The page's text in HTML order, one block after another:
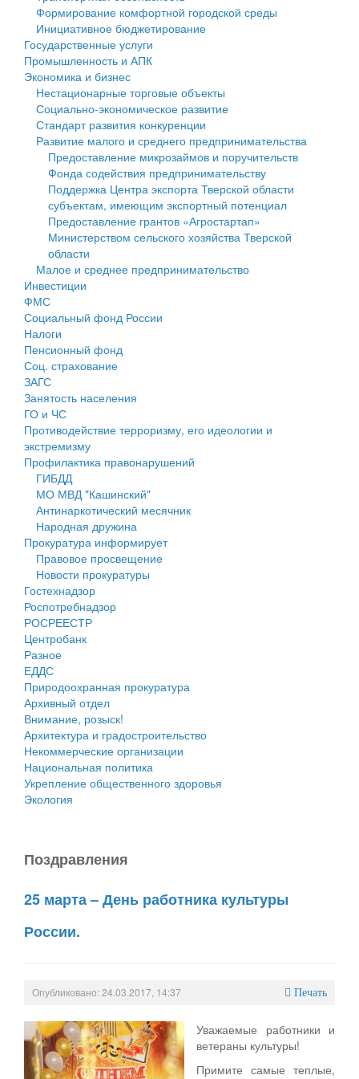
Государственные услуги
Промышленность и АПК
Экономика и бизнес
Символика
Устав
Гостям округа
Туризм
Культура
Образование
Здравоохранение
Социальная защита
Фотоальбом
муниципального округа Тверской области
Администрация Кашинского муниципального округа
Тверской области
Управление сельскими территориями
Открытые данные
Работа с обращениями граждан
Муниципальный контроль
Муниципальные услуги
Проекты административных регламентов
Антимонопольный комплаенс
Противодействие коррупции
Финансовое управление
Бюджет для граждан
Имущество
Выявление правообладателей ранее учтенных
объектов недвижимости
Имущественная поддержка субъектов малого и
среднего предпринимательства
Информационная поддержка субъектов малого и
среднего предпринимательства
Муниципальные программы
Контрольно-счетная палата
Персональные данные
Оценка регулирующего воздействия
Деятельность МУ
Нормативы градостроительного проектирования
Правила землепользования и застройки
Генеральные планы
Проекты планировки территории
Собрание депутатов
Городское поселение
Сельские поселения
Формирование комфортной городской среды
Инициативное бюджетирование
Государственные услуги
Промышленность и АПК
Экономика и бизнес
Нестационарные торговые объекты
Социально-экономическое развитие
Стандарт развития конкуренции
Развитие малого и среднего предпринимательства
Предоставление микрозаймов и поручительств
Фонда содействия предпринимательству
Поддержка Центра экспорта Тверской области
субъектам, имеющим экспортный потенциал
Предоставление грантов «Агростартап»
Министерством сельского хозяйства Тверской
области
Малое и среднее предпринимательство
Инвестиции
ФМС
Социальный фонд России
Налоги
Пенсионный фонд
Соц. страхование
ЗАГС
Занятость населения
ГО и ЧС
Противодействие терроризму, его идеологии и
экстремизму
Профилактика правонарушений
ГИБДД
МО МВД "Кашинский"
Антинаркотический месячник
Народная дружина
Прокуратура информирует
Правовое просвещение
Новости прокуратуры
Гостехнадзор
Роспотребнадзор
РОСРЕЕСТР
Центробанк
Разное
ЕДДС
Природоохранная прокуратура
Архивный отдел
Внимание, розыск!
Архитектура и градостроительство
Некоммерческие организации
Национальная политика
Укрепление общественного здоровья
Экология
Поздравления
25 марта – День работника культуры
России.
Опубликовано: 24.03.2017, 14:37 Печать
Уважаемые работники и
ветераны культуры!
Примите самые теплые,